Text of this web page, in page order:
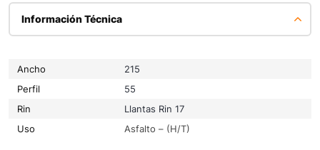
Información Técnica
Ancho
215
Perfil
55
Rin
Llantas Rin 17
Uso
Asfalto – (H/T)